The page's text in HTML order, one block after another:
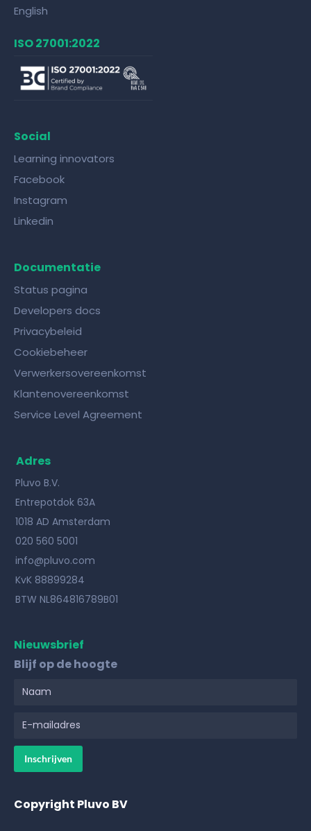
English
ISO 27001:2022
Social
Learning innovators
Facebook
Instagram
Linkedin
Documentatie
Status pagina
Developers docs
Privacybeleid
Cookiebeheer
Verwerkersovereenkomst
Klantenovereenkomst
Service Level Agreement
Adres
Pluvo B.V.
Entrepotdok 63A
1018 AD Amsterdam
020 560 5001
info@pluvo.com
KvK 88899284
BTW NL864816789B01
Nieuwsbrief
Blijf op de hoogte
Copyright Pluvo BV